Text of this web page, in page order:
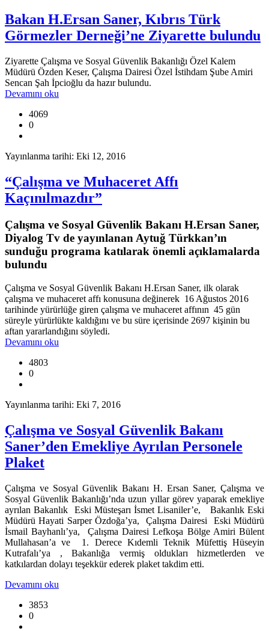
Bakan H.Ersan Saner, Kıbrıs Türk
Görmezler Derneği’ne Ziyarette bulundu
Ziyarette Çalışma ve Sosyal Güvenlik Bakanlığı Özel Kalem
Müdürü Özden Keser, Çalışma Dairesi Özel İstihdam Şube Amiri
Sencan Şah İpcioğlu da hazır bulundu.
Devamını oku
4069
0
Yayınlanma tarihi: Eki 12, 2016
“Çalışma ve Muhaceret Affı
Kaçınılmazdır”
Çalışma ve Sosyal Güvenlik Bakanı H.Ersan Saner,
Diyalog Tv de yayınlanan Aytuğ Türkkan’ın
sunduğu programa katılarak önemli açıklamalarda
bulundu
Çalışma ve Sosyal Güvenlik Bakanı H.Ersan Saner, ilk olarak
çalışma ve muhaceret affı konusuna değinerek 16 Ağustos 2016
tarihinde yürürlüğe giren çalışma ve muhaceret affının 45 gün
süreyle yürürlükte kaldığını ve bu süre içerisinde 2697 kişinin bu
aftan yararlandığını söyledi.
Devamını oku
4803
0
Yayınlanma tarihi: Eki 7, 2016
Çalışma ve Sosyal Güvenlik Bakanı
Saner’den Emekliye Ayrılan Personele
Plaket
Çalışma ve Sosyal Güvenlik Bakanı H. Ersan Saner, Çalışma ve
Sosyal Güvenlik Bakanlığı’nda uzun yıllar görev yaparak emekliye
ayrılan Bakanlık Eski Müsteşarı İsmet Lisaniler’e, Bakanlık Eski
Müdürü Hayati Sarper Özdoğa’ya, Çalışma Dairesi Eski Müdürü
İsmail Bayhanlı’ya, Çalışma Dairesi Lefkoşa Bölge Amiri Bülent
Mullahasan’a ve 1. Derece Kıdemli Teknik Müfettiş Hüseyin
Kutrafalı’ya , Bakanlığa vermiş oldukları hizmetlerden ve
katkılardan dolayı teşekkür ederek plaket takdim etti.
Devamını oku
3853
0